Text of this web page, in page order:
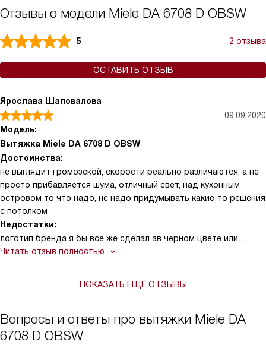
Отзывы о модели Miele DA 6708 D OBSW
5 2 отзыва
ОСТАВИТЬ ОТЗЫВ
Ярослава Шаповалова
09.09.2020
Модель:
Вытяжка Miele DA 6708 D OBSW
Достоинства:
не выглядит громозской, скорости реально различаются, а не
просто прибавляется шума, отличный свет, над кухонным
островом то что надо, не надо придумывать какие-то решения
с потолком
Недостатки:
логотип бренда я бы все же сделал ав черном цвете или
сером, чтобы не выделялся белый. Он небольшой, но все равно
Читать отзыв полностью
ПОКАЗАТЬ ЕЩЁ ОТЗЫВЫ
Вопросы и ответы про вытяжки Miele DA
6708 D OBSW